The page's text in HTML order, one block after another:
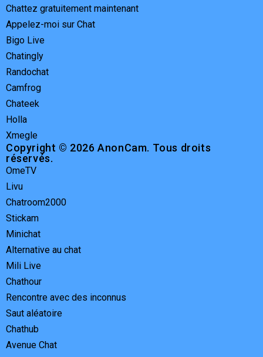
Chattez gratuitement maintenant
Appelez-moi sur Chat
Bigo Live
Chatingly
Randochat
Camfrog
Chateek
Holla
Xmegle
Copyright © 2026 AnonCam. Tous droits
réservés.
OmeTV
Livu
Chatroom2000
Stickam
Minichat
Alternative au chat
Mili Live
Chathour
Rencontre avec des inconnus
Saut aléatoire
Chathub
Avenue Chat